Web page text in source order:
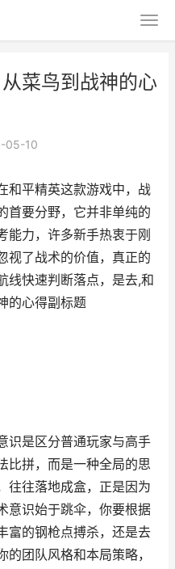
菜鸟到战神的心
05-10
和平精英这款游戏中，战
首要分野，它并非单纯的
能力，许多新手热衷于刚
视了战术的价值，真正的
线快速判断落点，是去,和
的心得副标题
识是区分普通玩家与高手
比拼，而是一种全局的思
往往落地成盒，正是因为
意识始于跳伞，你要根据
富的钢枪点搏杀，还是去
团队风格和本局策略，